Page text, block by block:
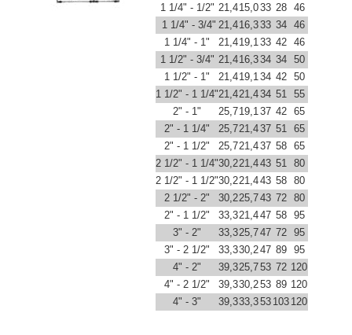
1 1/4" - 1/2" 21,415,033 28
46
1 1/4" - 3/4" 21,416,333 34
46
1 1/4" - 1"
21,419,133 42
46
1 1/2" - 3/4" 21,416,334 34
50
1 1/2" - 1"
21,419,134 42
50
1 1/2" - 1 1/4"21,421,434 51
55
2" - 1"
25,719,137 42
65
2" - 1 1/4"
25,721,437 51
65
2" - 1 1/2"
25,721,437 58
65
2 1/2" - 1 1/4"30,221,443 51
80
2 1/2" - 1 1/2"30,221,443 58
80
2 1/2" - 2"
30,225,743 72
80
2" - 1 1/2"
33,321,447 58
95
3" - 2"
33,325,747 72
95
3" - 2 1/2"
33,330,247 89
95
4" - 2"
39,325,753 72 120
4" - 2 1/2"
39,330,253 89 120
4" - 3"
39,333,353 103 120